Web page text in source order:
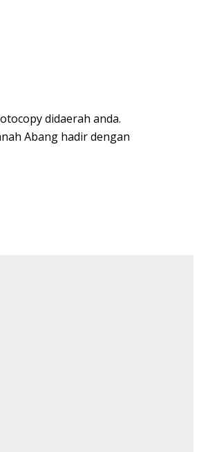
didaerah anda.
Abang hadir dengan